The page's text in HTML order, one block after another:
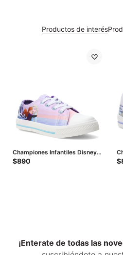
Productos de interés
Championes Infantiles Disney
Frozen Sister Magical - Lila -
$890 $
¡Enterate de todas las